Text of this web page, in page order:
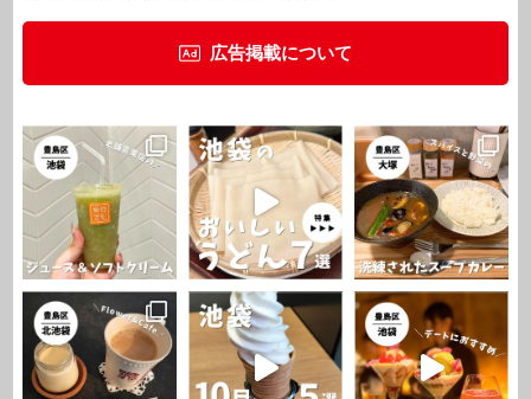
広告掲載について